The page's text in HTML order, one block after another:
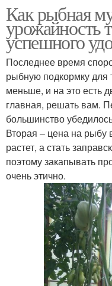
Как рыбная
урожайность
успешного
Последнее время
рыбную подкормку для
меньше, и на это есть
главная, решать вам.
большинство
Вторая – цена на рыбу
растет, а стать
поэтому закапывать
очень этично.